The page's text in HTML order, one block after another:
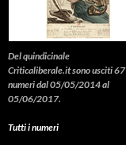
Del quindicinale
Criticaliberale.it sono usciti 67
numeri dal 05/05/2014 al
05/06/2017.
Tutti i numeri